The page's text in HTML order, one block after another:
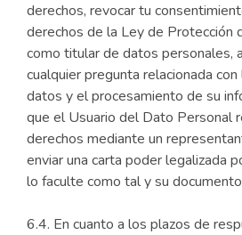
derechos, revocar tu
derechos de la Ley de Protección
como titular de datos personales,
cualquier pregunta relacionada
datos y el procesamiento de su
que el Usuario del Dato Personal
derechos mediante un
enviar una carta poder legalizada
lo faculte como tal y su
6.4. En cuanto a los plazos de